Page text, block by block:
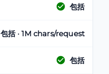
包括
包括· 1M chars/request
包括